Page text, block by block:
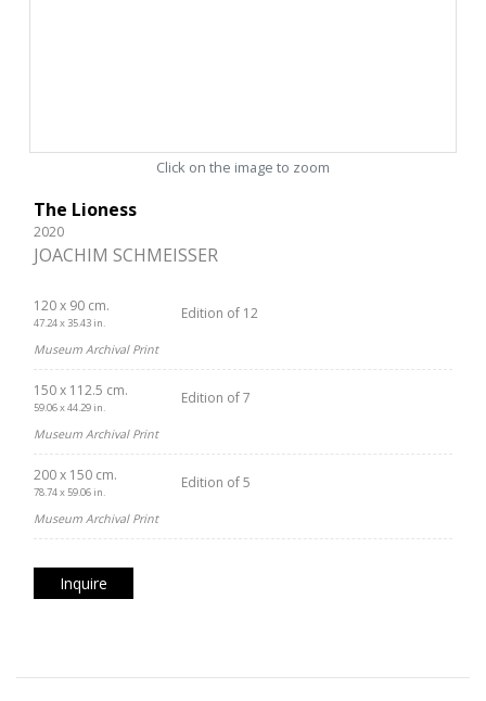
Click on the image to zoom
The Lioness
2020
JOACHIM SCHMEISSER
120 x 90 cm.
47.24 x 35.43 in.
Edition of 12
Museum Archival Print
150 x 112.5 cm.
59.06 x 44.29 in.
Edition of 7
Museum Archival Print
200 x 150 cm.
78.74 x 59.06 in.
Edition of 5
Museum Archival Print
Inquire